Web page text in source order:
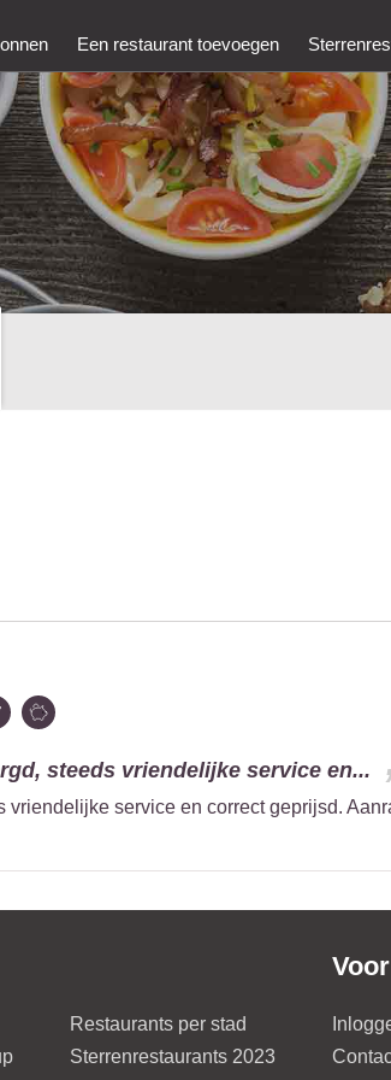
Een restaurant toevoegen
steeds vriendelijke service en...
vriendelijke service en correct geprijsd.
Restaurants per stad
Sterrenrestaurants 2023